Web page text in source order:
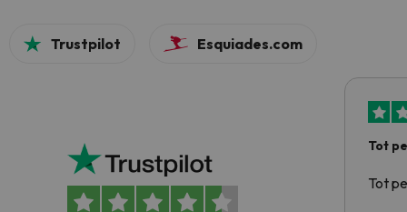
Trustpilot Esquiades.com
Tot
Tot